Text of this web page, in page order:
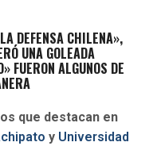
DEFENSA CHILENA»,
UNA GOLEADA
FUERON ALGUNOS DE
que destacan en
y Universidad